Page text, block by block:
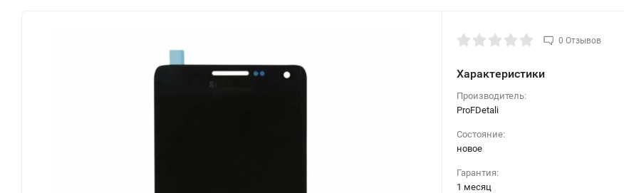
0 Отзывов
Характеристики
Производитель:
ProFDetali
Состояние:
новое
Гарантия:
1 месяц